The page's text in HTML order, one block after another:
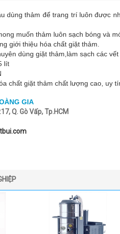
dùng thảm để trang trí luôn được
muốn thảm luôn sạch bóng và
giới thiệu hóa chất giặt thảm.
dùng giặt thảm,làm sạch các
lít
chất giặt thảm chất lượng cao, uy
GIA
Q. Gò Vấp, Tp.HCM